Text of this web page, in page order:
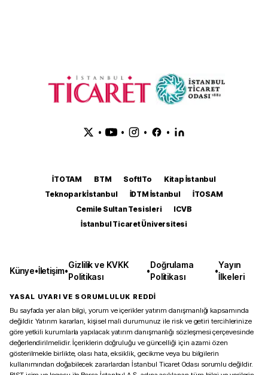
• • • •
İTOTAM BTM SoftITo
Kitap İstanbul
Teknopark İstanbul
İDTM İstanbul
İTOSAM
Cemile Sultan Tesisleri
ICVB
İstanbul Ticaret Üniversitesi
Künye•İletişim•
Gizlilik ve KVKK
Politikası
•
Doğrulama
Politikası
•
Yayın
İlkeleri
YASAL UYARI VE SORUMLULUK REDDİ
Bu sayfada yer alan bilgi, yorum ve içerikler yatırım danışmanlığı kapsamında
değildir. Yatırım kararları, kişisel mali durumunuz ile risk ve getiri tercihlerinize
göre yetkili kurumlarla yapılacak yatırım danışmanlığı sözleşmesi çerçevesinde
değerlendirilmelidir. İçeriklerin doğruluğu ve güncelliği için azami özen
gösterilmekle birlikte, olası hata, eksiklik, gecikme veya bu bilgilerin
kullanımından doğabilecek zararlardan İstanbul Ticaret Odası sorumlu değildir.